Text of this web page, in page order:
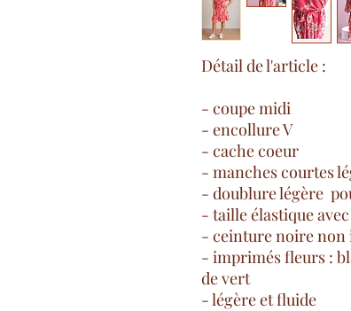
Détail de l'article :
- coupe midi
- encollure V
- cache coeur
- manches courtes
- doublure légère
- taille élastique
- ceinture noire non
- imprimés fleurs :
de vert
- légère et fluide